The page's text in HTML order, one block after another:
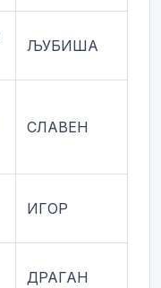
ЉУБИША
СЛАВЕН
ИГОР
ДРАГАН